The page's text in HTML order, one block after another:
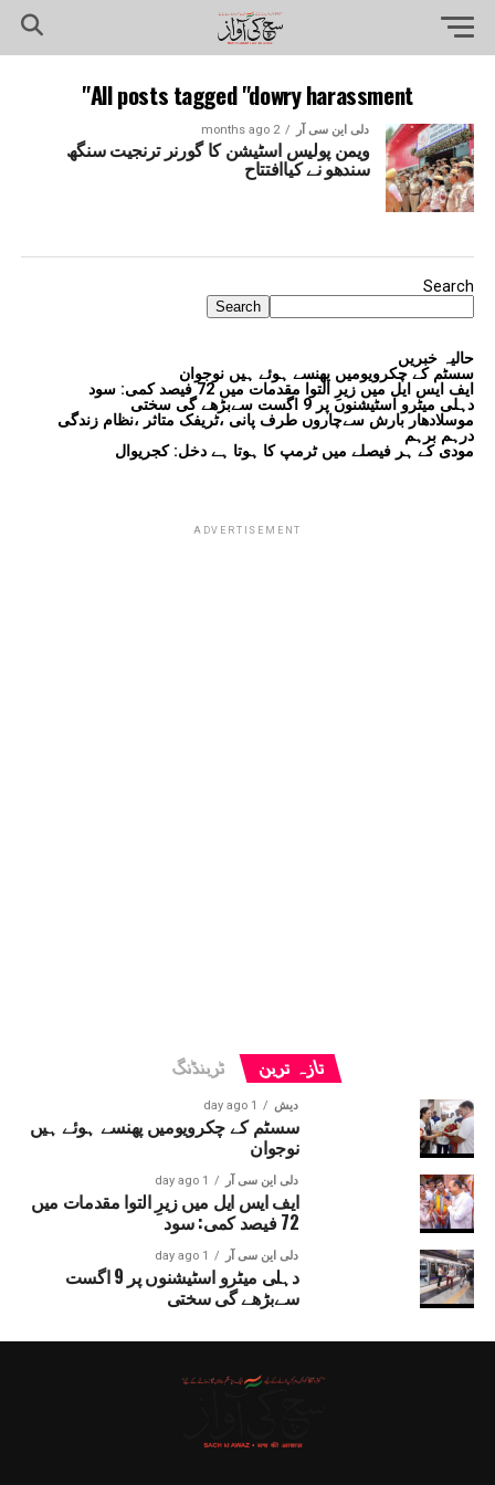
All posts tagged "dowry harassment"
دلی این سی آر 2 months ago
ویمن پولیس اسٹیشن کا گورنر ترنجیت سنگھ
سندھو نے کیاافتتاح
Search
Search
حالیہ خبریں
سسٹم کے چکرویومیں پھنسے ہوئے ہیں نوجوان
ایف ایس ایل میں زیرِ التوا مقدمات میں 72 فیصد کمی: سود
دہلی میٹرو اسٹیشنوں پر 9 اگست سےبڑھے گی سختی
موسلادھار بارش سےچاروں طرف پانی ،ٹریفک متاثر ،نظام زندگی
درہم برہم
مودی کے ہر فیصلے میں ٹرمپ کا ہوتا ہے دخل: کجریوال
ADVERTISEMENT
تازہ ترین ٹرینڈنگ
دیش 1 day ago
سسٹم کے چکرویومیں پھنسے ہوئے ہیں
نوجوان
دلی این سی آر 1 day ago
ایف ایس ایل میں زیرِ التوا مقدمات میں
72 فیصد کمی: سود
دلی این سی آر 1 day ago
دہلی میٹرو اسٹیشنوں پر 9 اگست
سےبڑھے گی سختی